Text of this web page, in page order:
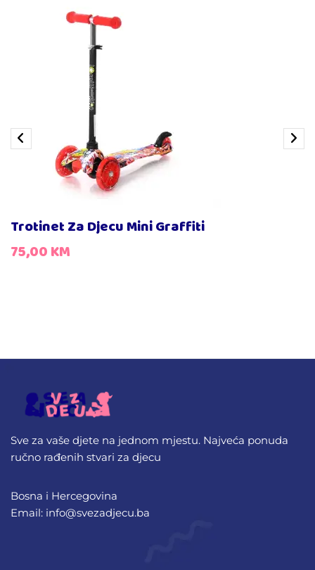
Trotinet Za Djecu Mini Graffiti
75,00KM
Sve za vaše djete na jednom mjestu. Najveća ponuda
ručno rađenih stvari za djecu
Bosna i Hercegovina
Email: info@svezadjecu.ba